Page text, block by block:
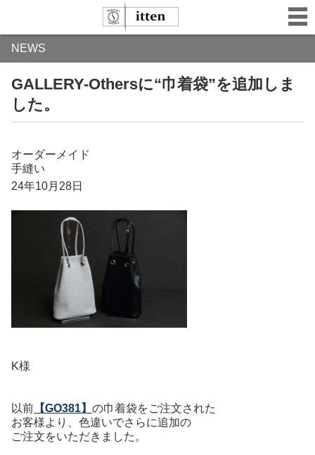
NEWS
GALLERY-Othersに“巾着袋”を追加しま
した。
オーダーメイド
手縫い
24年10月28日
K様
以前 【GO381】 の巾着袋をご注文された
お客様より、色違いでさらに追加の
ご注文をいただきました。